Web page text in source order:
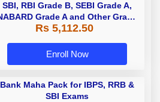
SBI, RBI Grade B, SEBI Grade A,
Grade A and Other Grade
A & Grade B Bank Exams
Rs 5,112.50
Enroll Now
Bank Maha Pack for IBPS, RRB &
SBI Exams